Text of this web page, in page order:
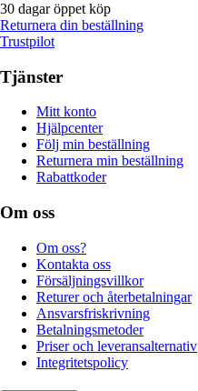
30 dagar öppet köp
Returnera din beställning
Trustpilot
Tjänster
Mitt konto
Hjälpcenter
Följ min beställning
Returnera min beställning
Rabattkoder
Om oss
Om oss?
Kontakta oss
Försäljningsvillkor
Returer och återbetalningar
Ansvarsfriskrivning
Betalningsmetoder
Priser och leveransalternativ
Integritetspolicy